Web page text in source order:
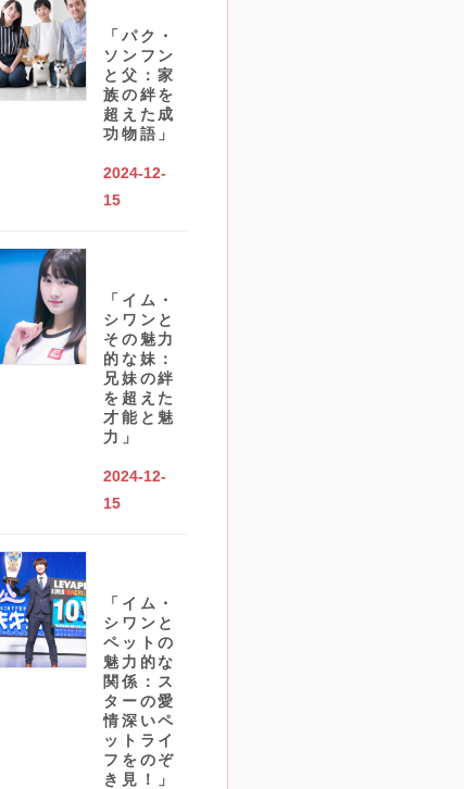
「パク・
ソンフン
と父：家
族の絆を
超えた成
功物語」
2024-12-
15
「イム・
シワンと
その魅力
的な妹：
兄妹の絆
を超えた
才能と魅
力」
2024-12-
15
「イム・
シワンと
ペットの
魅力的な
関係：ス
ターの愛
情深いペ
ットライ
フをのぞ
き見！」